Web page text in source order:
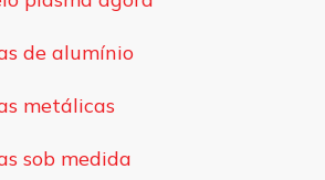
de alumínio
metálicas
sob medida